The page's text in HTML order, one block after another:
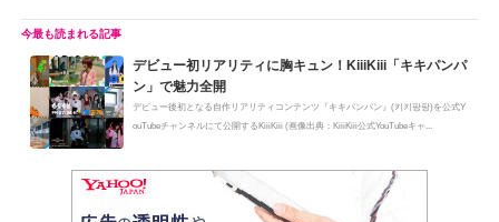
デビュー初リアリティに胸キュン！KiiiKiii「キキパンパ
ン」で魅力全開
デビュー後初となる自作リアリティコンテンツ『キキパンパン』(키키팡팡)を公式Y
ouTubeチャンネルにて公開するKiiiKiii (画像出典：KiiiKiii公式YouTubeキャ...